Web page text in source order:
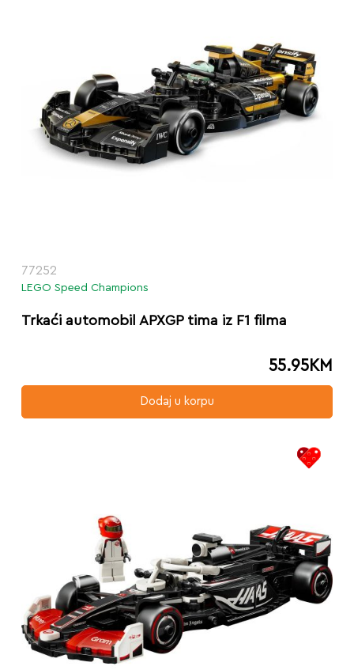
77252
LEGO Speed Champions
Trkaći automobil APXGP tima iz F1 filma
55.95KM
Dodaj u korpu